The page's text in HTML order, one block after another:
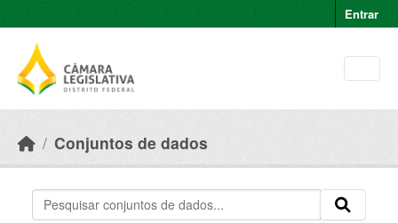
Entrar
Conjuntos de dados